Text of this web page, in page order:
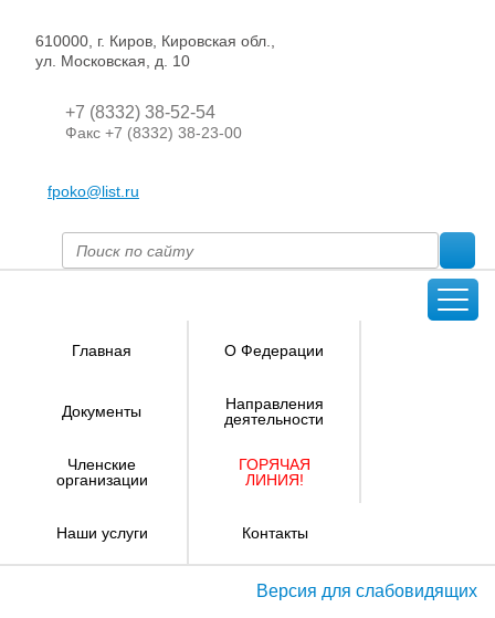
610000, г. Киров, Кировская обл.,
ул. Московская, д. 10
+7 (8332) 38-52-54
Факс +7 (8332) 38-23-00
fpoko@list.ru
Главная О Федерации
Документы
Направления
деятельности
Членские
организации
ГОРЯЧАЯ
ЛИНИЯ!
Наши услуги Контакты
Версия для слабовидящих